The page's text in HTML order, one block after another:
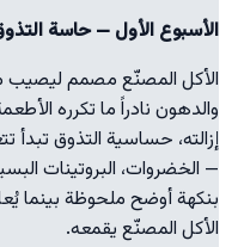
الأسبوع الأول — حاسة
الأكل المصنّع مصمم ليصيب
والدهون نادراً ما تكرره
إزالته، حساسية التذوق تبدأ
— الخضروات، البروتينات
بنكهة أوضح ملحوظة بينما
الأكل المصنّع يقمعه.